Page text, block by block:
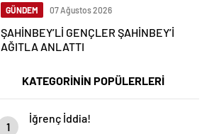
GÜNDEM 07 Ağustos 2026
ŞAHİNBEY’Lİ GENÇLER ŞAHİNBEY’İ
AĞITLA ANLATTI
KATEGORİNİN POPÜLERLERİ
1
İğrenç İddia!